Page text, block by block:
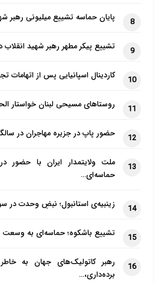
دستگاه های موسیقی و حتی
موسیقی، تعزیه خوان ها و
حال حاضر هم اکثر
السلام) در ردیف و
دستگاه های موسیقی سنتی به
به بیان بی بی سی، سلیقه
جوانان و عوام مردم ایران با
سیاست مداران و
علما، یک سویه نیست.
8 پایان حماسه تشییع میلیونی رهبر
9 تشییع پیکر مطهر رهبر شهید انقلاب
10 کاردینال اسپانیایی پس از اتهامات
11 روستاهای مسیحی لبنان خواستار
12 حضور پاپ در جزیره مهاجران در
13
ملت ولایتمدار ایران با حضور
حماسه‌ای…
14 زینبیه‌ی استانبول؛ نبضِ وحدت
15 تشییع باشکوه؛ حماسه‌ای به وسعت
16
رهبر کاتولیک‌های جهان به
برده‌داری،…